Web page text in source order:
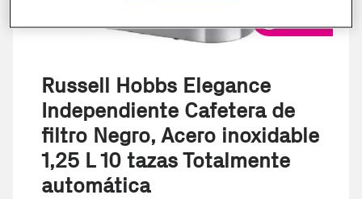
Russell Hobbs Elegance
Independiente Cafetera de
filtro Negro, Acero inoxidable
1,25 L 10 tazas Totalmente
automática